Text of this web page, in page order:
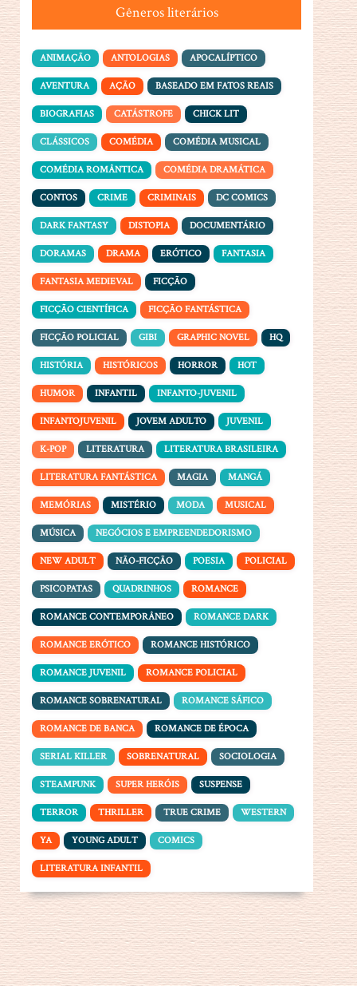
Gêneros literários
ANIMAÇÃO ANTOLOGIAS APOCALÍPTICO
AVENTURA AÇÃO BASEADO EM FATOS REAIS
BIOGRAFIAS CATÁSTROFE CHICK LIT
CLÁSSICOS COMÉDIA COMÉDIA MUSICAL
COMÉDIA ROMÂNTICA COMÉDIA DRAMÁTICA
CONTOS CRIME CRIMINAIS DC COMICS
DARK FANTASY DISTOPIA DOCUMENTÁRIO
DORAMAS DRAMA ERÓTICO FANTASIA
FANTASIA MEDIEVAL FICÇÃO
FICÇÃO CIENTÍFICA FICÇÃO FANTÁSTICA
FICÇÃO POLICIAL GIBI GRAPHIC NOVEL HQ
HISTÓRIA HISTÓRICOS HORROR HOT
HUMOR INFANTIL INFANTO-JUVENIL
INFANTOJUVENIL JOVEM ADULTO JUVENIL
K-POP LITERATURA LITERATURA BRASILEIRA
LITERATURA FANTÁSTICA MAGIA MANGÁ
MEMÓRIAS MISTÉRIO MODA MUSICAL
MÚSICA NEGÓCIOS E EMPREENDEDORISMO
NEW ADULT NÃO-FICÇÃO POESIA POLICIAL
PSICOPATAS QUADRINHOS ROMANCE
ROMANCE CONTEMPORÂNEO ROMANCE DARK
ROMANCE ERÓTICO ROMANCE HISTÓRICO
ROMANCE JUVENIL ROMANCE POLICIAL
ROMANCE SOBRENATURAL ROMANCE SÁFICO
ROMANCE DE BANCA ROMANCE DE ÉPOCA
SERIAL KILLER SOBRENATURAL SOCIOLOGIA
STEAMPUNK SUPER HERÓIS SUSPENSE
TERROR THRILLER TRUE CRIME WESTERN
YA YOUNG ADULT COMICS
LITERATURA INFANTIL